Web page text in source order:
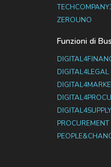
ZEROUNO
Funzioni di
DIGITAL4LEGAL
PROCUREMENT